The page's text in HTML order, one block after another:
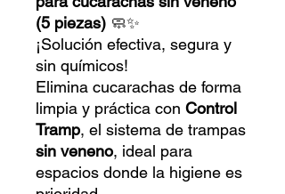
(5 piezas) 🧼✨
¡Solución efectiva, segura y
sin químicos!
Elimina cucarachas de forma
limpia y práctica con Control
Tramp, el sistema de trampas
sin veneno, ideal para
espacios donde la higiene es